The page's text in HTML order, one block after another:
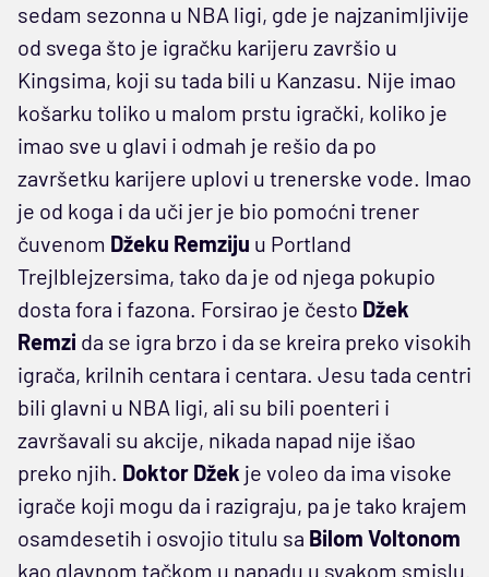
sedam sezonna u NBA ligi, gde je najzanimljivije
od svega što je igračku karijeru završio u
Kingsima, koji su tada bili u Kanzasu. Nije imao
košarku toliko u malom prstu igrački, koliko je
imao sve u glavi i odmah je rešio da po
završetku karijere uplovi u trenerske vode. Imao
je od koga i da uči jer je bio pomoćni trener
čuvenom Džeku Remziju u Portland
Trejlblejzersima, tako da je od njega pokupio
dosta fora i fazona. Forsirao je često Džek
Remzi da se igra brzo i da se kreira preko visokih
igrača, krilnih centara i centara. Jesu tada centri
bili glavni u NBA ligi, ali su bili poenteri i
završavali su akcije, nikada napad nije išao
preko njih. Doktor Džek je voleo da ima visoke
igrače koji mogu da i razigraju, pa je tako krajem
osamdesetih i osvojio titulu sa Bilom Voltonom
kao glavnom tačkom u napadu u svakom smislu.